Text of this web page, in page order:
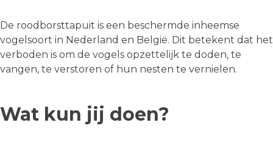
De roodborsttapuit is een beschermde inheemse
vogelsoort in Nederland en België. Dit betekent dat het
verboden is om de vogels opzettelijk te doden, te
vangen, te verstoren of hun nesten te vernielen.
Wat kun jij doen?